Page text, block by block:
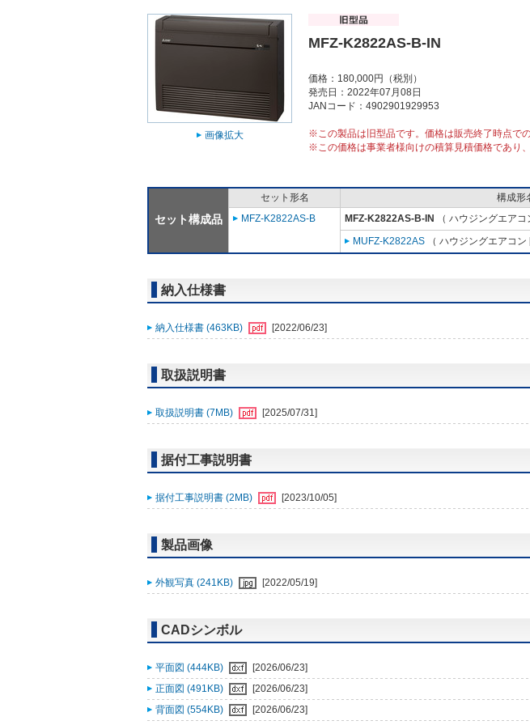
画像拡大
MFZ-K2822AS-B-IN
価格：180,000円（税別）
発売日：2022年07月08日
JANコード：4902901929953
※この製品は旧型品です。価格は販売終了時点での
※この価格は事業者様向けの積算見積価格であり
セット構成品
セット形名 構成形
MFZ-K2822AS-B
MFZ-K2822AS-B-IN （ ハウジングエアコ
MUFZ-K2822AS （ ハウジングエアコン
納入仕様書
納入仕様書 (463KB) [2022/06/23]
取扱説明書
取扱説明書 (7MB) [2025/07/31]
据付工事説明書
据付工事説明書 (2MB) [2023/10/05]
製品画像
外観写真 (241KB) [2022/05/19]
CADシンボル
平面図 (444KB)
[2026/06/23]
正面図 (491KB)
[2026/06/23]
背面図 (554KB)
[2026/06/23]